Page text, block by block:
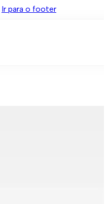
Ir para o footer